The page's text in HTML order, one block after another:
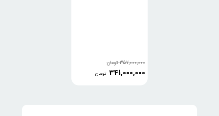
357,000,000 تومان
341,000,000 تومان